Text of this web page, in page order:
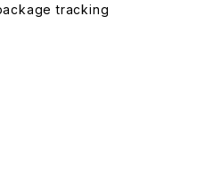
tracking